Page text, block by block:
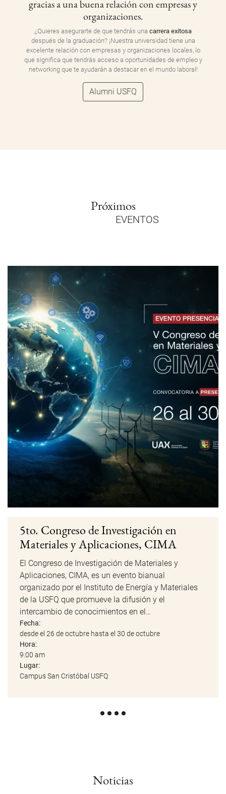
gracias a una buena relación con empresas y
organizaciones.
¿Quieres asegurarte de que tendrás una carrera exitosa
después de la graduación? ¡Nuestra universidad tiene una
excelente relación con empresas y organizaciones locales, lo
que significa que tendrás acceso a oportunidades de empleo y
networking que te ayudarán a destacar en el mundo laboral!
Alumni USFQ
Próximos
EVENTOS
5to. Congreso de Investigación en
Materiales y Aplicaciones, CIMA
El Congreso de Investigación de Materiales y
Aplicaciones, CIMA, es un evento bianual
organizado por el Instituto de Energía y Materiales
de la USFQ que promueve la difusión y el
intercambio de conocimientos en el…
Fecha:
desde el 26 de octubre hasta el 30 de octubre
Hora:
9:00 am
Lugar:
Campus San Cristóbal USFQ
Noticias